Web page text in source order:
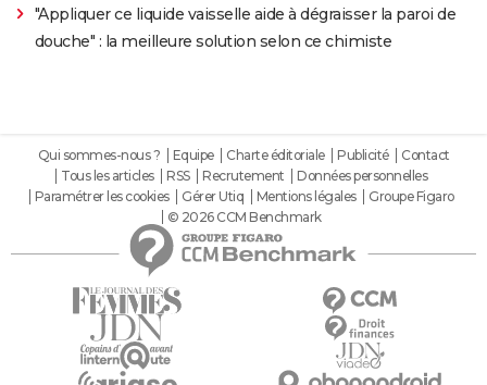
"Appliquer ce liquide vaisselle aide à dégraisser la paroi de
douche" : la meilleure solution selon ce chimiste
Qui sommes-nous ? Equipe Charte éditoriale Publicité
Contact
Tous les articles
RSS Recrutement
Données personnelles
Paramétrer les cookies
Gérer Utiq Mentions légales
Groupe Figaro
© 2026 CCM Benchmark